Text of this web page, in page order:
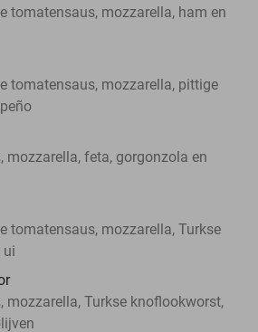
tomatensaus, mozzarella, ham en
tomatensaus, mozzarella, pittige
mozzarella, feta, gorgonzola en
tomatensaus, mozzarella, Turkse
ui
mozzarella, Turkse knoflookworst,